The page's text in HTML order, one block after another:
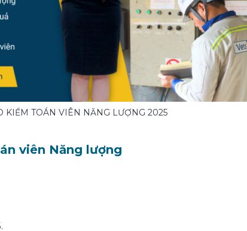
KIỂM TOÁN VIÊN NĂNG LƯỢNG 2025
viên Năng lượng